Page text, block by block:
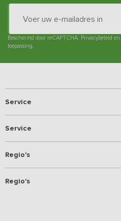
Beschermd door reCAPTCHA. Privacybeleid en
toepassing.
Service
Service
Regio's
Regio's